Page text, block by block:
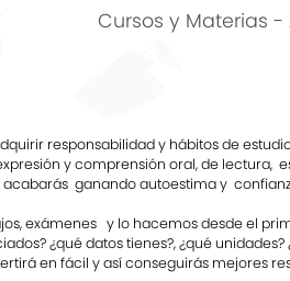
Cursos y Materias
responsabilidad y hábitos de
y comprensión oral, de lectura,
ganando autoestima y
exámenes y lo hacemos desde el
¿qué datos tienes?, ¿qué
en fácil y así conseguirás mejores